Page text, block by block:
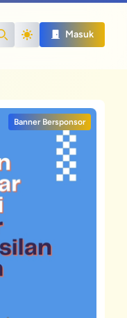
Search
Masuk
Banner Bersponsor